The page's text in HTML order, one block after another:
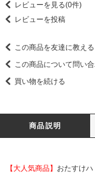
レビューを見る(0件)
レビューを投稿
この商品を友達に教える
この商品について問い
買い物を続ける
商品説明
【大人気商品】 おたすけ